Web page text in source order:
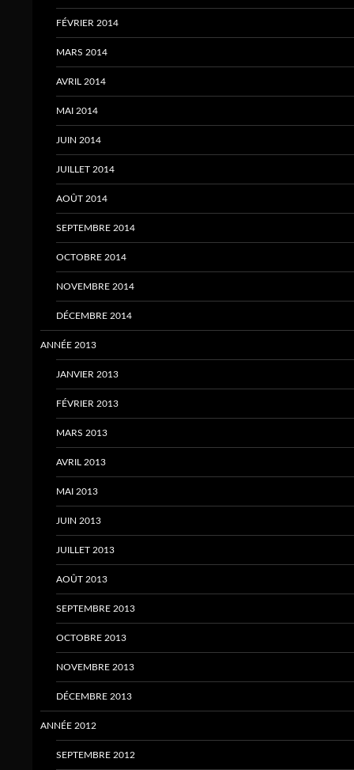
FÉVRIER 2014
MARS 2014
AVRIL 2014
MAI 2014
JUIN 2014
JUILLET 2014
AOÛT 2014
SEPTEMBRE 2014
OCTOBRE 2014
NOVEMBRE 2014
DÉCEMBRE 2014
ANNÉE 2013
JANVIER 2013
FÉVRIER 2013
MARS 2013
AVRIL 2013
MAI 2013
JUIN 2013
JUILLET 2013
AOÛT 2013
SEPTEMBRE 2013
OCTOBRE 2013
NOVEMBRE 2013
DÉCEMBRE 2013
ANNÉE 2012
SEPTEMBRE 2012